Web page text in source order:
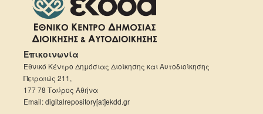
Επικοινωνία
Εθνικό Κέντρο Δημόσιας Διοίκησης και Αυτοδιοίκησης
Πειραιώς 211,
177 78 Ταύρος Αθήνα
Email: digitalrepository[at]ekdd.gr